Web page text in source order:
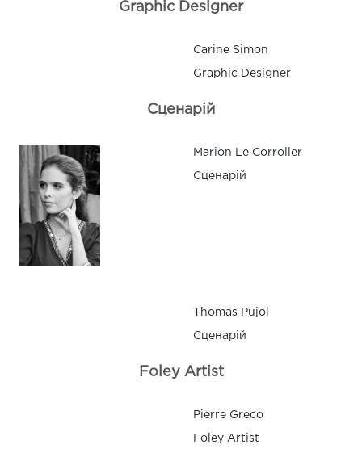
Graphic Designer
Carine Simon
Graphic Designer
Сценарій
Marion Le Corroller
Сценарій
Thomas Pujol
Сценарій
Foley Artist
Pierre Greco
Foley Artist